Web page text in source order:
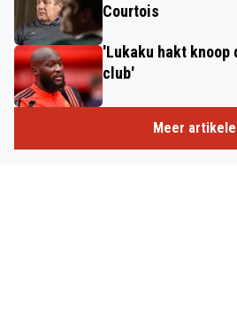
Courtois
'Lukaku hakt knoop
club'
Meer